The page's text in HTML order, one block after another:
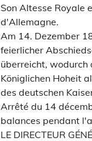
Son Altesse Royale
d'Allemagne.
Am 14. Dezember
feierlicher
überreicht, wodurch
Königlichen Hoheit
des deutschen
Arrêté du 14
balances pendant
LE DIRECTEUR